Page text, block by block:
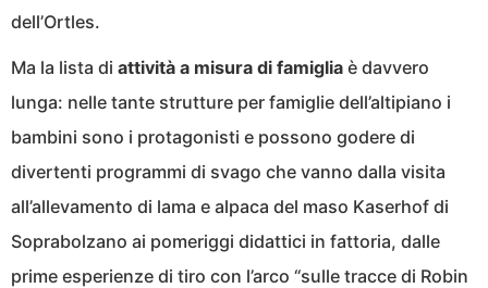
dell’Ortles.
Ma la lista di attività a misura di famiglia è davvero
lunga: nelle tante strutture per famiglie dell’altipiano i
bambini sono i protagonisti e possono godere di
divertenti programmi di svago che vanno dalla visita
all’allevamento di lama e alpaca del maso Kaserhof di
Soprabolzano ai pomeriggi didattici in fattoria, dalle
prime esperienze di tiro con l’arco “sulle tracce di Robin